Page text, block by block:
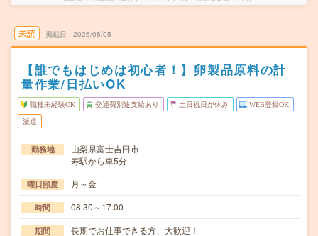
未読 掲載日 2026/08/05
【誰でもはじめは初心者！】卵製品原料の計
量作業/日払いOK
職種未経験OK 交通費別途支給あり 土日祝日が休み WEB登録OK
派遣
勤務地
山梨県富士吉田市
寿駅から車5分
曜日頻度 月～金
時間 08:30～17:00
期間 長期でお仕事できる方、大歓迎！